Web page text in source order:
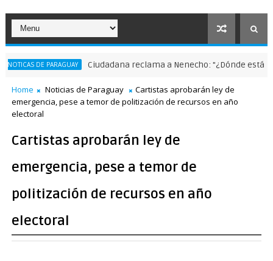
DE PARAGUAY Ciudadana reclama a Nenecho: "¿Dónde están
Home Noticias de Paraguay
Cartistas aprobarán ley de
emergencia, pese a temor de politización de recursos en año
electoral
Cartistas aprobarán ley de
emergencia, pese a temor de
politización de recursos en año
electoral